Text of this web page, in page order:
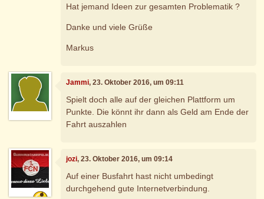
Hat jemand Ideen zur gesamten Problematik ?
Danke und viele Grüße
Markus
Jammi, 23. Oktober 2016, um 09:11
Spielt doch alle auf der gleichen Plattform um
Punkte. Die könnt ihr dann als Geld am Ende der
Fahrt auszahlen
jozi, 23. Oktober 2016, um 09:14
Auf einer Busfahrt hast nicht umbedingt
durchgehend gute Internetverbindung.